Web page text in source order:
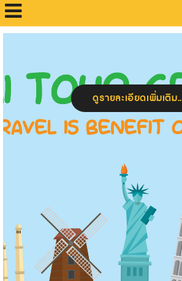
ดูรายละเอียดเพิ่มเติม..